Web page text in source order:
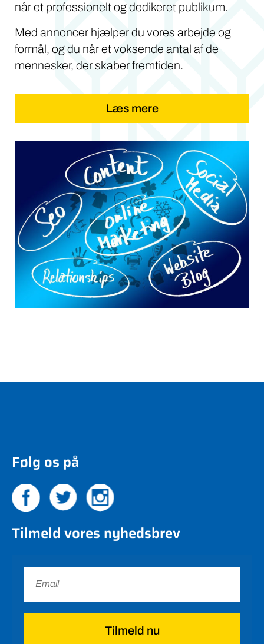
når et professionelt og dedikeret publikum.
Med annoncer hjælper du vores arbejde og
formål, og du når et voksende antal af de
mennesker, der skaber fremtiden.
Læs mere
Følg os på
Tilmeld vores nyhedsbrev
Tilmeld nu